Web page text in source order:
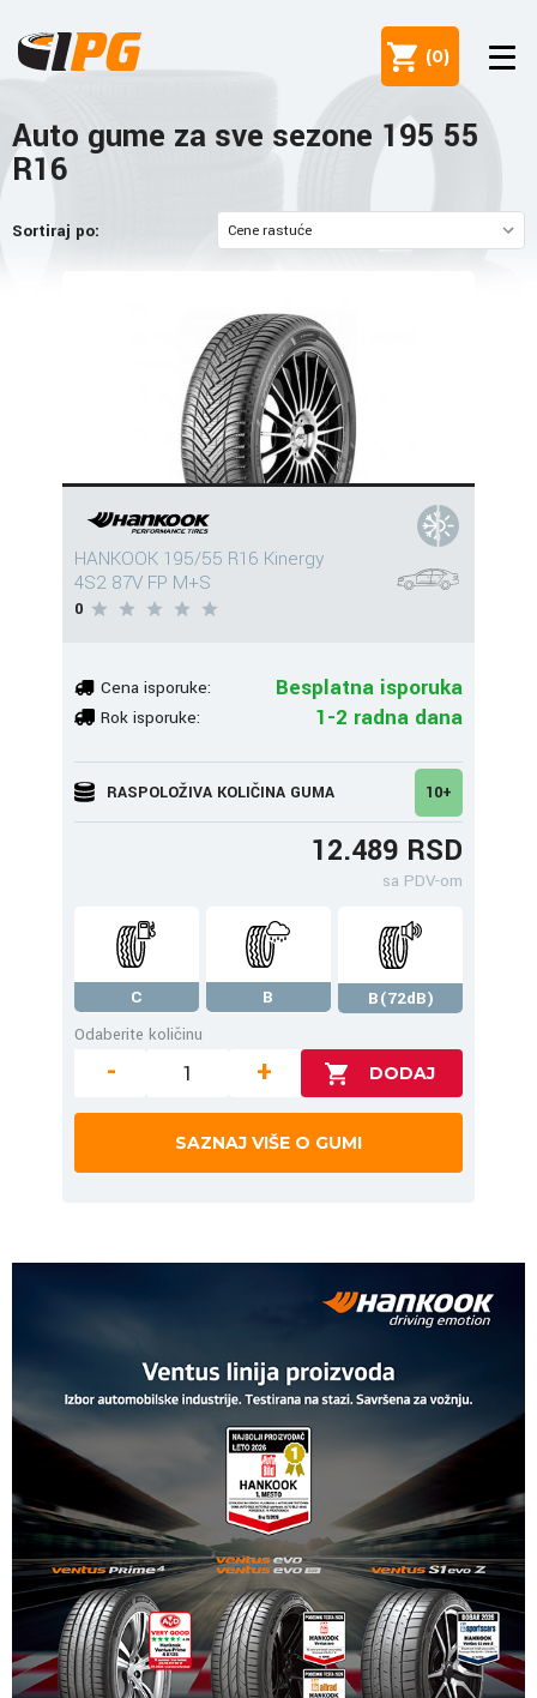
(0)
Auto gume za sve sezone 195 55
R16
Sortiraj po:
HANKOOK 195/55 R16 Kinergy
4S2 87V FP M+S
0
Cena isporuke: Besplatna isporuka
Rok isporuke: 1-2 radna dana
RASPOLOŽIVA KOLIČINA GUMA 10+
12.489 RSD
sa PDV-om
C B
B(72dB)
Odaberite količinu
- +
SAZNAJ VIŠE O GUMI